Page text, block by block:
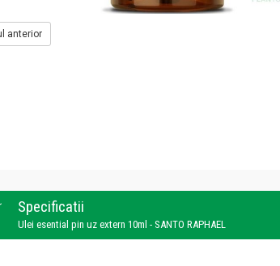
anterior
Specificatii
Ulei esential pin uz extern 10ml - SANTO RAPHAEL